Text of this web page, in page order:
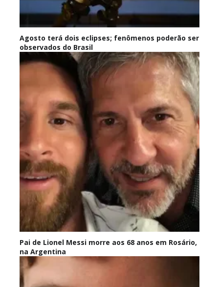
Agosto terá dois eclipses; fenômenos poderão ser
observados do Brasil
Pai de Lionel Messi morre aos 68 anos em Rosário,
na Argentina